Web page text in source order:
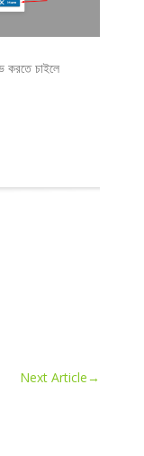
করতে চাইলে
Next Article→